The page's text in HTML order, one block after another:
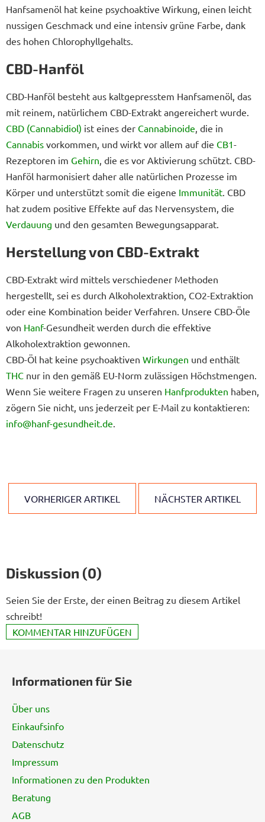
Hanfsamenöl hat keine psychoaktive Wirkung, einen leicht
nussigen Geschmack und eine intensiv grüne Farbe, dank
des hohen Chlorophyllgehalts.
CBD-Hanföl
CBD-Hanföl besteht aus kaltgepresstem Hanfsamenöl, das
mit reinem, natürlichem CBD-Extrakt angereichert wurde.
CBD (Cannabidiol) ist eines der Cannabinoide , die in
Cannabis vorkommen, und wirkt vor allem auf die CB1-
Rezeptoren im Gehirn , die es vor Aktivierung schützt. CBD-
Hanföl harmonisiert daher alle natürlichen Prozesse im
Körper und unterstützt somit die eigene Immunität . CBD
hat zudem positive Effekte auf das Nervensystem, die
Verdauung und den gesamten Bewegungsapparat.
Herstellung von CBD-Extrakt
CBD-Extrakt wird mittels verschiedener Methoden
hergestellt, sei es durch Alkoholextraktion, CO2-Extraktion
oder eine Kombination beider Verfahren. Unsere CBD-Öle
von Hanf-Gesundheit werden durch die effektive
Alkoholextraktion gewonnen.
CBD-Öl hat keine psychoaktiven Wirkungen und enthält
THC nur in den gemäß EU-Norm zulässigen Höchstmengen.
Wenn Sie weitere Fragen zu unseren Hanfprodukten haben,
zögern Sie nicht, uns jederzeit per E-Mail zu kontaktieren:
info@hanf-gesundheit.de
VORHERIGER ARTIKEL NÄCHSTER ARTIKEL
Diskussion (0)
Seien Sie der Erste, der einen Beitrag zu diesem Artikel
schreibt!
KOMMENTAR HINZUFÜGEN
Informationen für Sie
Über uns
Einkaufsinfo
Datenschutz
Impressum
Informationen zu den Produkten
Beratung
AGB